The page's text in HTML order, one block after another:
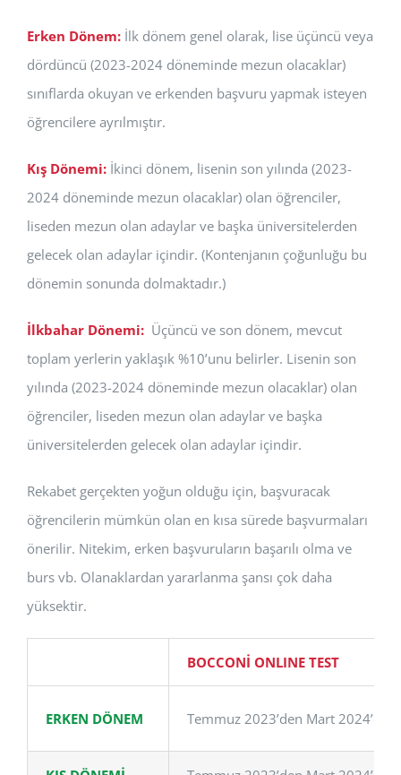
Erken Dönem: İlk dönem genel olarak, lise üçüncü veya
dördüncü (2023-2024 döneminde mezun olacaklar)
sınıflarda okuyan ve erkenden başvuru yapmak isteyen
öğrencilere ayrılmıştır.
Kış Dönemi: İkinci dönem, lisenin son yılında (2023-
2024 döneminde mezun olacaklar) olan öğrenciler,
liseden mezun olan adaylar ve başka üniversitelerden
gelecek olan adaylar içindir. (Kontenjanın çoğunluğu bu
dönemin sonunda dolmaktadır.)
İlkbahar Dönemi: Üçüncü ve son dönem, mevcut
toplam yerlerin yaklaşık %10’unu belirler. Lisenin son
yılında (2023-2024 döneminde mezun olacaklar) olan
öğrenciler, liseden mezun olan adaylar ve başka
üniversitelerden gelecek olan adaylar içindir.
Rekabet gerçekten yoğun olduğu için, başvuracak
öğrencilerin mümkün olan en kısa sürede başvurmaları
önerilir. Nitekim, erken başvuruların başarılı olma ve
burs vb. Olanaklardan yararlanma şansı çok daha
yüksektir.
BOCCONİ ONLINE TEST
ERKEN DÖNEM Temmuz 2023’den Mart 2024’e